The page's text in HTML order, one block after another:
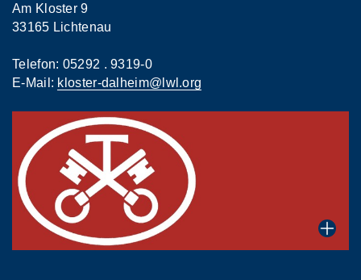
Am Kloster 9
33165 Lichtenau
Telefon: 05292 . 9319-0
E-Mail: kloster-dalheim@lwl.org